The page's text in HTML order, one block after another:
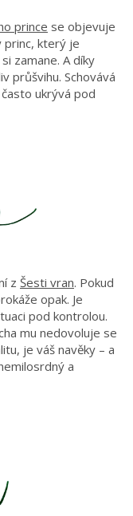
prince se objevuje
princ, který je
zamane. A díky
průšvihu. Schovává
ukrývá pod
z Šesti vran. Pokud
opak. Je
pod kontrolou.
mu nedovoluje se
je váš navěky – a
a